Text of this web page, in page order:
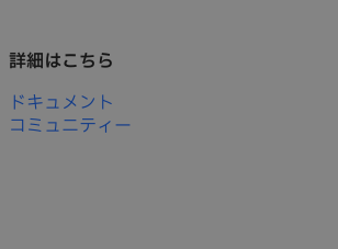
詳細はこちら
ドキュメント
コミュニティー